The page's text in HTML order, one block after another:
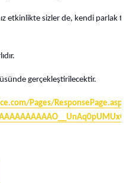
etkinlikte sizler de, kendi parlak
gerçekleştirilecektir.
Pages/ResponsePage.aspx?